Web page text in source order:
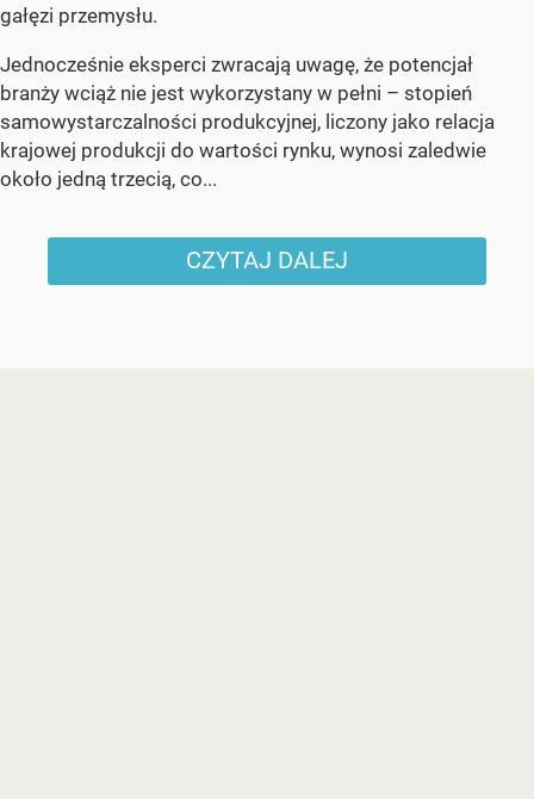
gałęzi przemysłu.
Jednocześnie eksperci zwracają uwagę, że potencjał
branży wciąż nie jest wykorzystany w pełni – stopień
samowystarczalności produkcyjnej, liczony jako relacja
krajowej produkcji do wartości rynku, wynosi zaledwie
około jedną trzecią, co...
CZYTAJ DALEJ